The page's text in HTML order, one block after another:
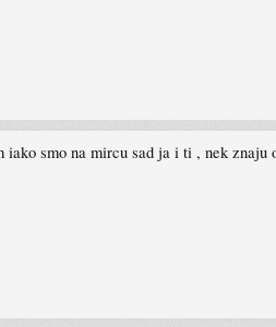
smo na mircu sad ja i ti , nek znaju